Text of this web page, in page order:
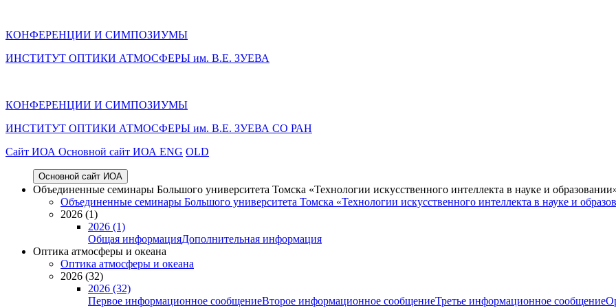
КОНФЕРЕНЦИИ И СИМПОЗИУМЫ
ИНСТИТУТ ОПТИКИ АТМОСФЕРЫ им. В.Е. ЗУЕВА
КОНФЕРЕНЦИИ И СИМПОЗИУМЫ
ИНСТИТУТ ОПТИКИ АТМОСФЕРЫ им. В.Е. ЗУЕВА СО РАН
Cайт ИОА Основной сайт ИОА ENG OLD
Основной сайт ИОА
Объединенные семинары Большого университета Томска «Технологии искусственного интеллекта в науке и
Объединенные семинары Большого университета Томска «Технологии искусственного интеллекта в науке и
2026 (1)
2026 (1)
Общая информацияДополнительная информация
Оптика атмосферы и океана
Оптика атмосферы и океана
2026 (32)
2026 (32)
Первое информационное сообщениеВторое информационное сообщениеТретье информационное сообщение